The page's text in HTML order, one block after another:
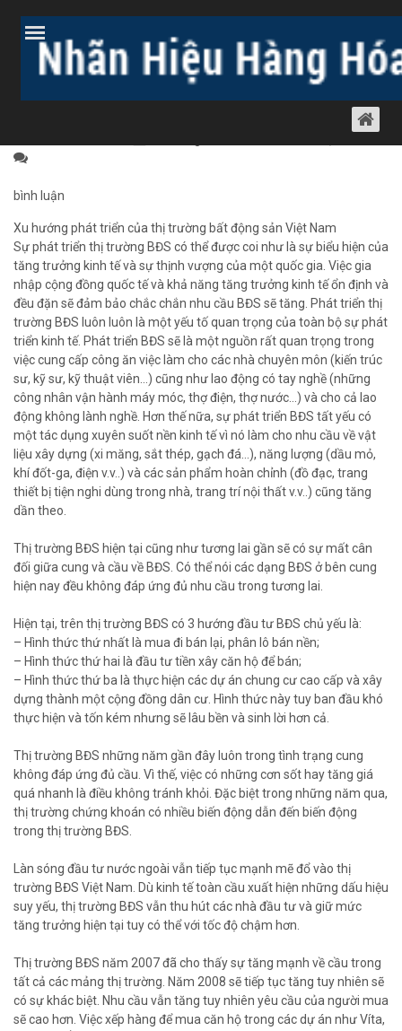
XU HƯỚNG PHÁT TRIỂN CỦA THỊ
bình luận
Xu hướng phát triển của thị trường bất động sản Việt Nam
Sự phát triển thị trường BĐS có thể được coi như là sự biểu hiện của
tăng trưởng kinh tế và sự thịnh vượng của một quốc gia. Việc gia
nhập cộng đồng quốc tế và khả năng tăng trưởng kinh tế ổn định và
đều đặn sẽ đảm bảo chắc chắn nhu cầu BĐS sẽ tăng. Phát triển thị
trường BĐS luôn luôn là một yếu tố quan trọng của toàn bộ sự phát
triển kinh tế. Phát triển BĐS sẽ là một nguồn rất quan trọng trong
việc cung cấp công ăn việc làm cho các nhà chuyên môn (kiến trúc
sư, kỹ sư, kỹ thuật viên…) cũng như lao động có tay nghề (những
công nhân vận hành máy móc, thợ điện, thợ nước…) và cho cả lao
động không lành nghề. Hơn thế nữa, sự phát triển BĐS tất yếu có
một tác dụng xuyên suốt nền kinh tế vì nó làm cho nhu cầu về vật
liệu xây dựng (xi măng, sắt thép, gạch đá…), năng lượng (dầu mỏ,
khí đốt-ga, điện v.v..) và các sản phẩm hoàn chỉnh (đồ đạc, trang
thiết bị tiện nghi dùng trong nhà, trang trí nội thất v.v..) cũng tăng
dần theo.
Thị trường BĐS hiện tại cũng như tương lai gần sẽ có sự mất cân
đối giữa cung và cầu về BĐS. Có thể nói các dạng BĐS ở bên cung
hiện nay đều không đáp ứng đủ nhu cầu trong tương lai.
Hiện tại, trên thị trường BĐS có 3 hướng đầu tư BĐS chủ yếu là:
– Hình thức thứ nhất là mua đi bán lại, phân lô bán nền;
– Hình thức thứ hai là đầu tư tiền xây căn hộ để bán;
– Hình thức thứ ba là thực hiện các dự án chung cư cao cấp và xây
dựng thành một cộng đồng dân cư. Hình thức này tuy ban đầu khó
thực hiện và tốn kém nhưng sẽ lâu bền và sinh lời hơn cả.
Thị trường BĐS những năm gần đây luôn trong tình trạng cung
không đáp ứng đủ cầu. Vì thế, việc có những cơn sốt hay tăng giá
quá nhanh là điều không tránh khỏi. Đặc biệt trong những năm qua,
thị trường chứng khoán có nhiều biến động dẫn đến biến động
trong thị trường BĐS.
Làn sóng đầu tư nước ngoài vẫn tiếp tục mạnh mẽ đổ vào thị
trường BĐS Việt Nam. Dù kinh tế toàn cầu xuất hiện những dấu hiệu
suy yếu, thị trường BĐS vẫn thu hút các nhà đầu tư và giữ mức
tăng trưởng hiện tại tuy có thể với tốc độ chậm hơn.
Thị trường BĐS năm 2007 đã cho thấy sự tăng mạnh về cầu trong
tất cả các mảng thị trường. Năm 2008 sẽ tiếp tục tăng tuy nhiên sẽ
có sự khác biệt. Nhu cầu vẫn tăng tuy nhiên yêu cầu của người mua
sẽ cao hơn. Việc xếp hàng để mua căn hộ trong các dự án như Víta,